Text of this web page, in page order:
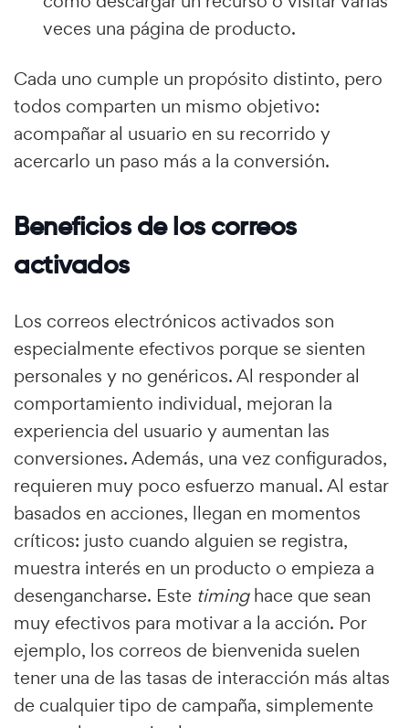
veces una página de producto.
Cada uno cumple un propósito distinto, pero
todos comparten un mismo objetivo:
acompañar al usuario en su recorrido y
acercarlo un paso más a la conversión.
Beneficios de los correos
activados
Los correos electrónicos activados son
especialmente efectivos porque se sienten
personales y no genéricos. Al responder al
comportamiento individual, mejoran la
experiencia del usuario y aumentan las
conversiones. Además, una vez configurados,
requieren muy poco esfuerzo manual. Al estar
basados en acciones, llegan en momentos
críticos: justo cuando alguien se registra,
muestra interés en un producto o empieza a
desengancharse. Este timinghace que sean
muy efectivos para motivar a la acción. Por
ejemplo, los correos de bienvenida suelen
tener una de las tasas de interacción más altas
de cualquier tipo de campaña, simplemente